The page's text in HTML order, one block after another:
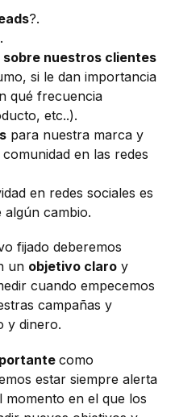
?.
.
nuestros clientes
si le dan importancia
qué frecuencia
etc..).
para nuestra marca y
en las redes
en redes sociales es
algún cambio.
fijado deberemos
un objetivo claro y
cuando empecemos
campañas y
y dinero.
como
estar siempre alerta
en el que los